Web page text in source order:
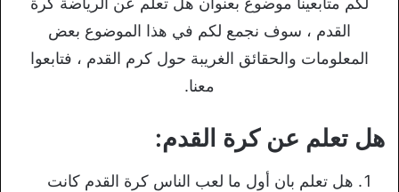
القدم ، سوف نجمع لكم في هذا الموضوع بعض
المعلومات والحقائق الغريبة حول كرم القدم ، فتابعوا
معنا.
هل تعلم عن كرة القدم:
هل تعلم بان أول ما لعب الناس كرة القدم كانت